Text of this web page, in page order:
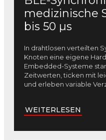
medizinische
bis 50 µs
In drahtlosen verteilten
Knoten eine eigene
Embedded-Systeme
Zeitwerten, ticken mit
und erleben variable
WEITERLESEN